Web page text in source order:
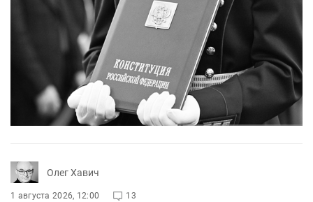
Олег Хавич
1 августа 2026, 12:00 13